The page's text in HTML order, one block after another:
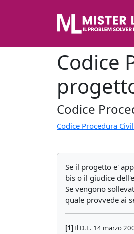
Codice
Codice
Codice Procedura
Se il progetto e'
bis o il giudice
Se vengono
quale provvede ai
[1]Il D.L. 14 marzo